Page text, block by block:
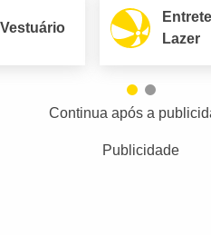
Vestuário
Lazer
Continua após a
Publicidade